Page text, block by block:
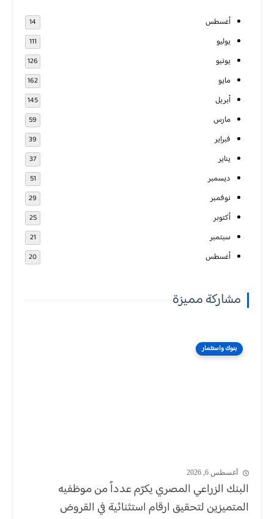
أغسطس 14
يوليو 111
يونيو 126
مايو 162
أبريل 145
مارس 59
فبراير 39
يناير 37
ديسمبر 51
نوفمبر 29
أكتوبر 25
سبتمبر 21
أغسطس 20
مشاركة مميزة
بنوك واستثمار
أغسطس 6, 2026
البنك الزراعي المصري يكرّم عدداً من موظفيه
المتميزين لتحقيق ارقام استثنائية في القروض